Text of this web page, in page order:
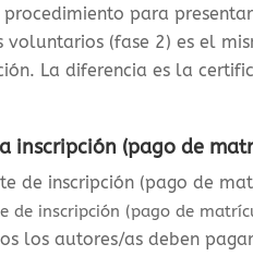
para
voluntarios (fase 2) es el
La diferencia es la
inscripción (pago de
de inscripción (pago de
de inscripción (pago de
los autores/as deben